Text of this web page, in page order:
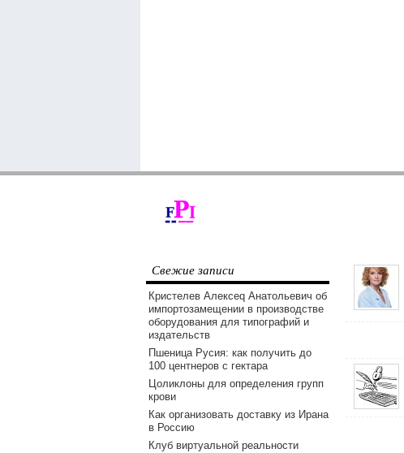
Свежие записи
Кристелев Алексеq Анатольевич об
импортозамещении в производстве
оборудования для типографий и
издательств
Пшеница Русия: как получить до
100 центнеров с гектара
Цоликлоны для определения групп
крови
Как организовать доставку из Ирана
в Россию
Клуб виртуальной реальности